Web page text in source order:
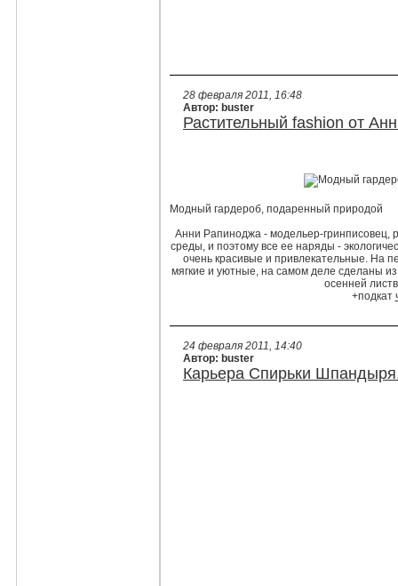
28 февраля 2011, 16:48
Автор: buster
Растительный fashion от
Модный гардероб, подаренный природой
Анни Рапиноджа - модельер-гринписовец,
среды, и поэтому все ее наряды -
очень красивые и привлекательные. На
мягкие и уютные, на самом деле сделаны
осенней
+подкат
24 февраля 2011, 14:40
Автор: buster
Карьера Спирьки